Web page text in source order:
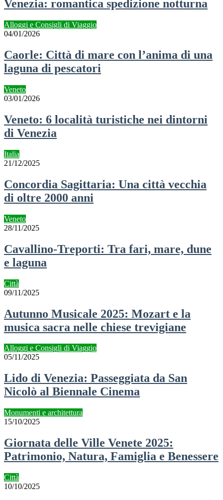
Venezia: romantica spedizione notturna
Alloggi e Consigli di Viaggio
04/01/2026
Caorle: Città di mare con l’anima di una
laguna di pescatori
Veneto
03/01/2026
Veneto: 6 località turistiche nei dintorni
di Venezia
Italia
21/12/2025
Concordia Sagittaria: Una città vecchia
di oltre 2000 anni
Veneto
28/11/2025
Cavallino-Treporti: Tra fari, mare, dune
e laguna
Città
09/11/2025
Autunno Musicale 2025: Mozart e la
musica sacra nelle chiese trevigiane
Alloggi e Consigli di Viaggio
05/11/2025
Lido di Venezia: Passeggiata da San
Nicolò al Biennale Cinema
Monumenti e architettura
15/10/2025
Giornata delle Ville Venete 2025:
Patrimonio, Natura, Famiglia e Benessere
Città
10/10/2025